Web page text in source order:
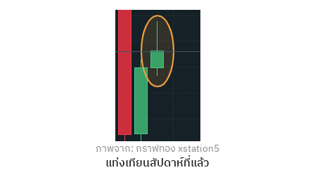
ภาพจาก: กราฟทอง xstation5
แท่งเทียนสัปดาห์ที่แล้ว